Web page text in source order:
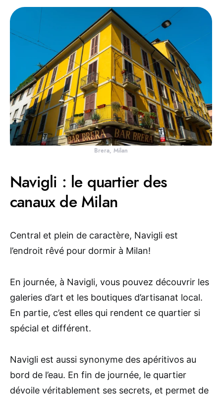
Brera, Milan
Navigli : le quartier des
canaux de Milan
Central et plein de caractère, Navigli est
l’endroit rêvé pour dormir à Milan!
En journée, à Navigli, vous pouvez découvrir les
galeries d’art et les boutiques d’artisanat local.
En partie, c’est elles qui rendent ce quartier si
spécial et différent.
Navigli est aussi synonyme des apéritivos au
bord de l’eau. En fin de journée, le quartier
dévoile véritablement ses secrets, et permet de